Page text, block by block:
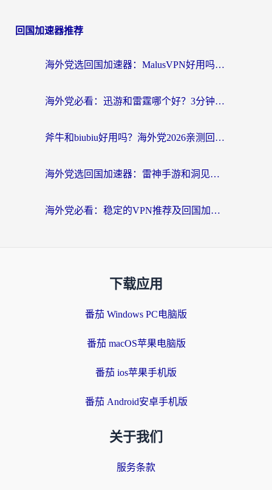
回国加速器推荐
海外党选回国加速器：MalusVPN好用吗？和快帆VPN哪个好？附真实对比与避坑指南
海外党必看：迅游和雷霆哪个好？3分钟教你选对回国加速器，无缝刷国内剧玩手游
斧牛和biubiu好用吗？海外党2026亲测回国加速器指南，附番茄加速器深度体验
海外党选回国加速器：雷神手游和洞见哪个好？附iPhone免费VPN推荐及ChickCNUfunR实测
海外党必看：稳定的VPN推荐及回国加速器选择全攻略——告别地域限制，轻松刷国内资源
下载应用
番茄 Windows PC电脑版
番茄 macOS苹果电脑版
番茄 ios苹果手机版
番茄 Android安卓手机版
关于我们
服务条款